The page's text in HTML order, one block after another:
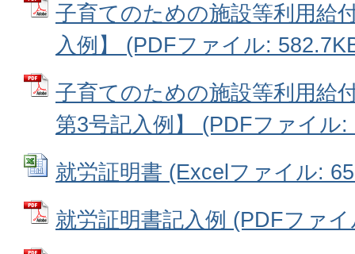
子育てのための施設等利用給
入例】 (PDFファイル:
子育てのための施設等利用給
第3号記入例】 (PDFファイル:
就労証明書 (Excelファイル:
就労証明書記入例 (PDFファ